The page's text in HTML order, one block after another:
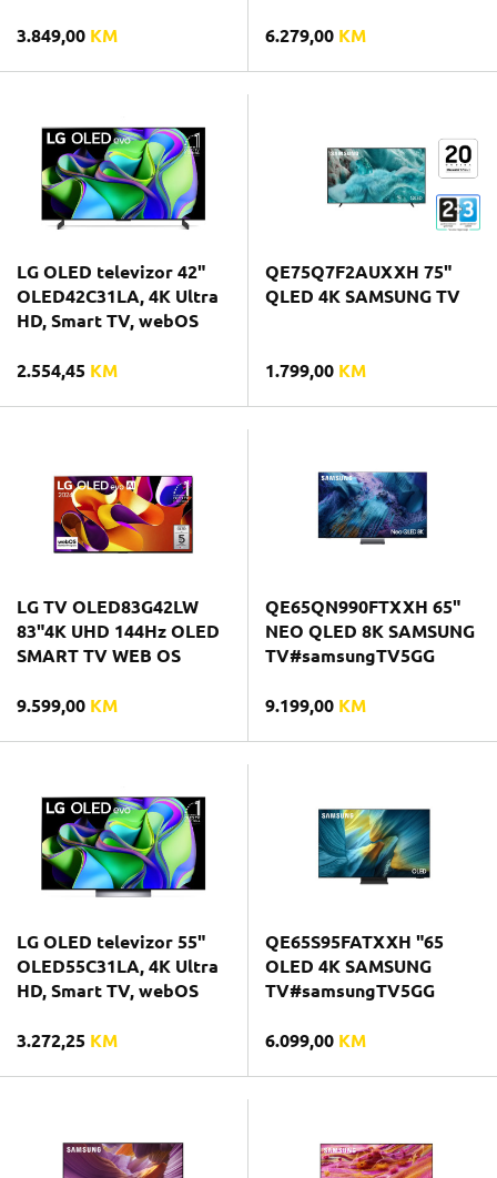
3.849,00 KM 6.279,00 KM
LG OLED televizor 42"
OLED42C31LA, 4K Ultra
HD, Smart TV, webOS
2.554,45 KM
QE75Q7F2AUXXH 75"
QLED 4K SAMSUNG TV
1.799,00 KM
LG TV OLED83G42LW
83"4K UHD 144Hz OLED
SMART TV WEB OS
9.599,00 KM
QE65QN990FTXXH 65"
NEO QLED 8K SAMSUNG
TV#samsungTV5GG
9.199,00 KM
LG OLED televizor 55"
OLED55C31LA, 4K Ultra
HD, Smart TV, webOS
3.272,25 KM
QE65S95FATXXH "65
OLED 4K SAMSUNG
TV#samsungTV5GG
6.099,00 KM